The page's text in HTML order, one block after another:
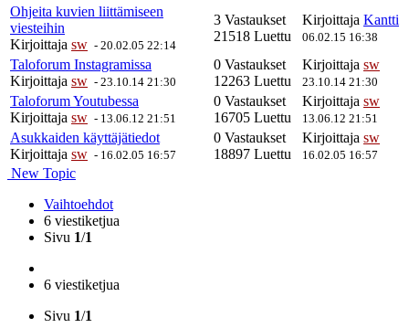
Ohjeita kuvien liittämiseen
viesteihin
Kirjoittaja sw - 20.02.05 22:14
3 Vastaukset
21518 Luettu
Kirjoittaja Kantti
06.02.15 16:38
Taloforum Instagramissa
Kirjoittaja sw - 23.10.14 21:30
0 Vastaukset
12263 Luettu
Kirjoittaja sw
23.10.14 21:30
Taloforum Youtubessa
Kirjoittaja sw - 13.06.12 21:51
0 Vastaukset
16705 Luettu
Kirjoittaja sw
13.06.12 21:51
Asukkaiden käyttäjätiedot
Kirjoittaja sw - 16.02.05 16:57
0 Vastaukset
18897 Luettu
Kirjoittaja sw
16.02.05 16:57
New Topic
Vaihtoehdot
6 viestiketjua
Sivu 1/1
6 viestiketjua
Sivu 1/1